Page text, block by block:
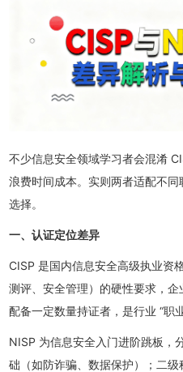
不少信息安全领域学习者会混淆
浪费时间成本。实则两者适配不
选择。
一、认证定位差异
CISP 是国内信息安全高级执业资
测评、安全管理）的硬性要求，
配备一定数量持证者，是行业 “职业
NISP 为信息安全入门进阶跳板，
础（如防诈骗、数据保护）；二级